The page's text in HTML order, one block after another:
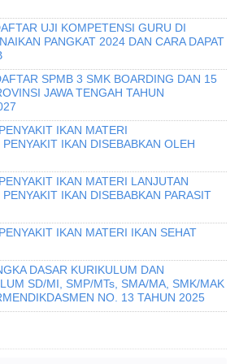
UJI KOMPETENSI GURU DI
PANGKAT 2024 DAN CARA DAPAT
SPMB 3 SMK BOARDING DAN 15
JAWA TENGAH TAHUN
IKAN MATERI
IKAN DISEBABKAN OLEH
IKAN MATERI LANJUTAN
IKAN DISEBABKAN PARASIT
IKAN MATERI IKAN SEHAT
DASAR KURIKULUM DAN
SD/MI, SMP/MTs, SMA/MA, SMK/MAK
NO. 13 TAHUN 2025